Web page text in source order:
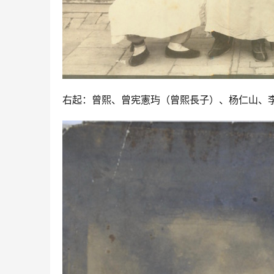
右起：曾熙、曾宪憲玙（曾熙長子）、杨仁山、